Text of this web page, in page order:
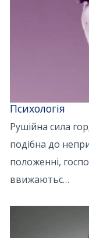
Психологія
Рушійна сила
подібна до
положенні,
ввижаютьс…